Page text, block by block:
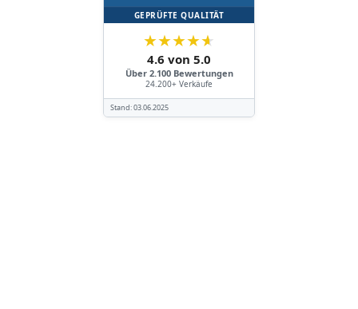
GEPRÜFTE QUALITÄT
★★★★★
4.6 von 5.0
Über 2.100 Bewertungen
24.200+ Verkäufe
Stand:03.06.2025